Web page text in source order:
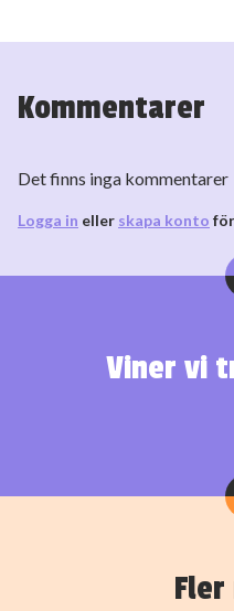
Kommentarer
Det finns inga kommentarer
Logga in eller skapa konto
Viner vi